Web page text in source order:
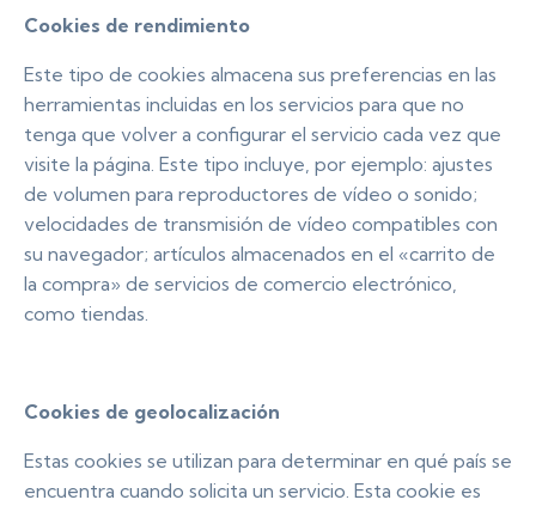
Cookies de rendimiento
Este tipo de cookies almacena sus preferencias en las
herramientas incluidas en los servicios para que no
tenga que volver a configurar el servicio cada vez que
visite la página. Este tipo incluye, por ejemplo: ajustes
de volumen para reproductores de vídeo o sonido;
velocidades de transmisión de vídeo compatibles con
su navegador; artículos almacenados en el «carrito de
la compra» de servicios de comercio electrónico,
como tiendas.
Cookies de geolocalización
Estas cookies se utilizan para determinar en qué país se
encuentra cuando solicita un servicio. Esta cookie es